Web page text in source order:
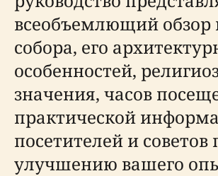
всеобъемлющий обзор
собора, его
особенностей,
значения, часов
практической
посетителей и советов
улучшению вашего